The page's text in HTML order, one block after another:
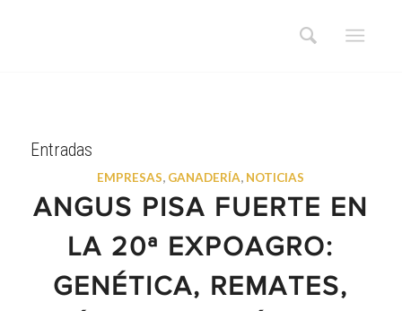
Entradas
EMPRESAS, GANADERÍA, NOTICIAS
ANGUS PISA FUERTE EN
LA 20ª EXPOAGRO:
GENÉTICA, REMATES,